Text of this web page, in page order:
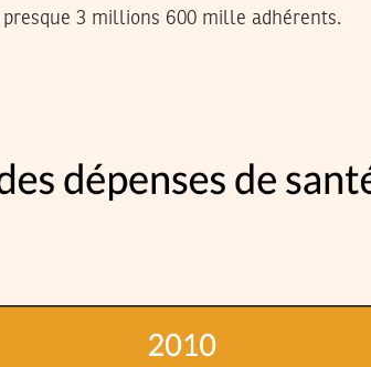
presque 3 millions 600 mille adhérents.